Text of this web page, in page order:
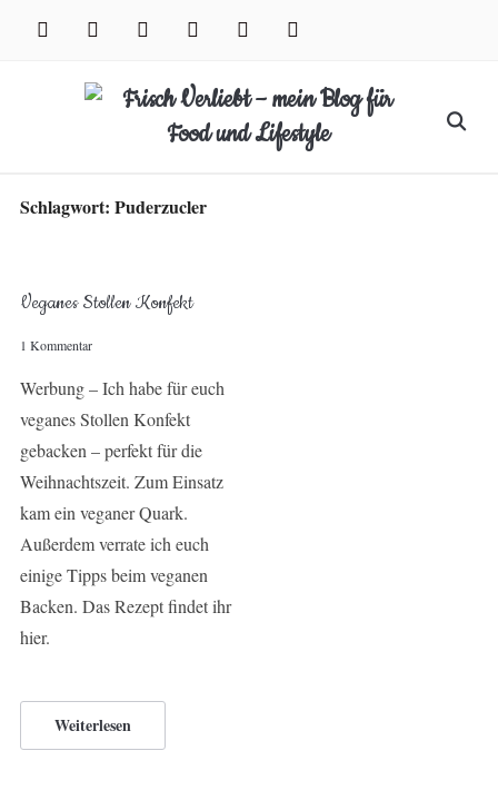
facebook instagram pinterest twitter xing youtube
Search
Schlagwort: Puderzucler
Veganes Stollen Konfekt
1 Kommentar
Werbung – Ich habe für euch
veganes Stollen Konfekt
gebacken – perfekt für die
Weihnachtszeit. Zum Einsatz
kam ein veganer Quark.
Außerdem verrate ich euch
einige Tipps beim veganen
Backen. Das Rezept findet ihr
hier.
Weiterlesen